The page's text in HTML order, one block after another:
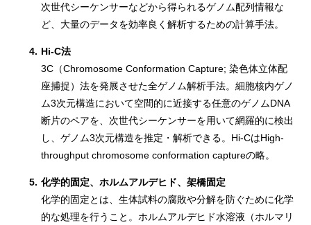
次世代シーケンサーなどから得られるゲノム配列情報な
ど、大量のデータを効率良く解析するための計算手法。
4. Hi-C法
3C（Chromosome Conformation Capture; 染色体立体配
座捕捉）法を発展させた全ゲノム解析手法。細胞核内ゲノ
ム3次元構造において空間的に近接する任意のゲノムDNA
断片のペアを、次世代シーケンサーを用いて網羅的に検出
し、ゲノム3次元構造を推定・解析できる。Hi-CはHigh-
throughput chromosome conformation captureの略。
5. 化学的固定、ホルムアルデヒド、架橋固定
化学的固定とは、生体試料の腐敗や分解を防ぐために化学
的な処理を行うこと。ホルムアルデヒド水溶液（ホルマリ